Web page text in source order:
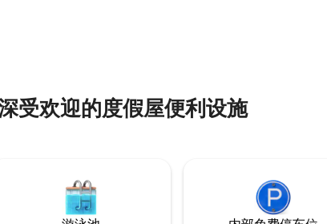
受欢迎的度假屋便利设施